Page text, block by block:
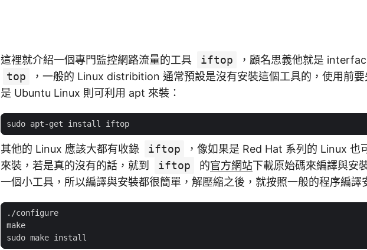
這裡就介紹一個專門監控網路流量的工具 iftop
，顧名思義他就是
top
，一般的 Linux distribition 通常預設是沒有安裝這個工具的，使用前
是 Ubuntu Linux 則可利用 apt 來裝：
其他的 Linux 應該大都有收錄 iftop
，像如果是 Red Hat 系列的 Linux 也
來裝，若是真的沒有的話，就到
iftop 的官方網站下載原始碼來編譯與安
一個小工具，所以編譯與安裝都很簡單，解壓縮之後，就按照一般的程序編譯